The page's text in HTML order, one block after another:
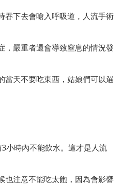
吞下去會嗆入呼吸道，人流手術
，嚴重者還會導致窒息的情況發
當天不要吃東西，姑娘們可以選
小時內不能飲水。這才是人流
也注意不能吃太飽，因為會影響